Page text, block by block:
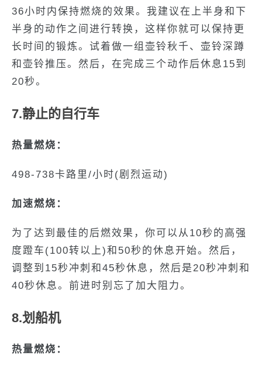
36小时内保持燃烧的效果。我建议在上半身和下
半身的动作之间进行转换，这样你就可以保持更
长时间的锻炼。试着做一组壶铃秋千、壶铃深蹲
和壶铃推压。然后，在完成三个动作后休息15到
20秒。
7.静止的自行车
热量燃烧：
498-738卡路里/小时(剧烈运动)
加速燃烧：
为了达到最佳的后燃效果，你可以从10秒的高强
度蹬车(100转以上)和50秒的休息开始。然后，
调整到15秒冲刺和45秒休息，然后是20秒冲刺和
40秒休息。前进时别忘了加大阻力。
8.划船机
热量燃烧：